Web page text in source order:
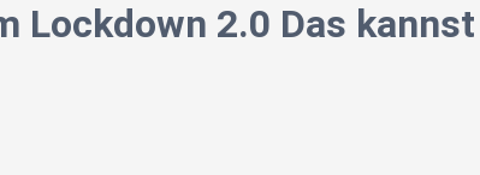
Lockdown 2.0 Das